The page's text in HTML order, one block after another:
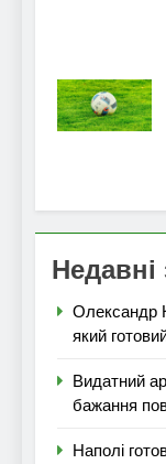
Недавні
Олександр
який
Видатний
бажання
Наполі